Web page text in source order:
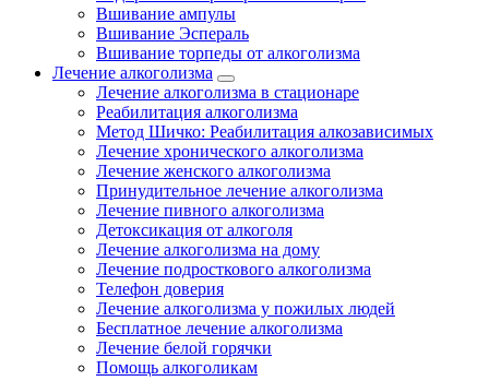
Вшивание ампулы
Вшивание Эспераль
Вшивание торпеды от алкоголизма
Лечение алкоголизма
Лечение алкоголизма в стационаре
Реабилитация алкоголизма
Метод Шичко: Реабилитация алкозависимых
Лечение хронического алкоголизма
Лечение женского алкоголизма
Принудительное лечение алкоголизма
Лечение пивного алкоголизма
Детоксикация от алкоголя
Лечение алкоголизма на дому
Лечение подросткового алкоголизма
Телефон доверия
Лечение алкоголизма у пожилых людей
Бесплатное лечение алкоголизма
Лечение белой горячки
Помощь алкоголикам